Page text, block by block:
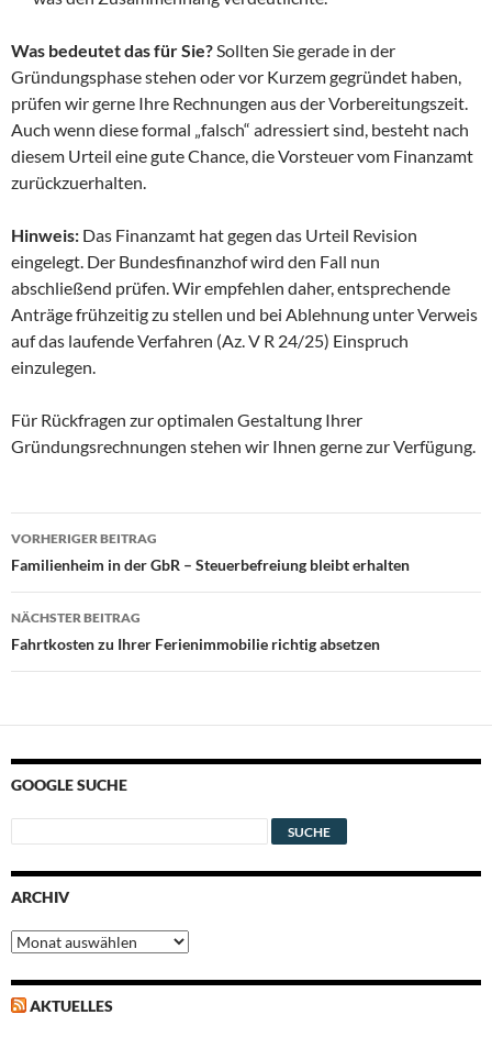
Was bedeutet das für Sie? Sollten Sie gerade in der
Gründungsphase stehen oder vor Kurzem gegründet haben,
prüfen wir gerne Ihre Rechnungen aus der Vorbereitungszeit.
Auch wenn diese formal „falsch“ adressiert sind, besteht nach
diesem Urteil eine gute Chance, die Vorsteuer vom Finanzamt
zurückzuerhalten.
Hinweis: Das Finanzamt hat gegen das Urteil Revision
eingelegt. Der Bundesfinanzhof wird den Fall nun
abschließend prüfen. Wir empfehlen daher, entsprechende
Anträge frühzeitig zu stellen und bei Ablehnung unter Verweis
auf das laufende Verfahren (Az. V R 24/25) Einspruch
einzulegen.
Für Rückfragen zur optimalen Gestaltung Ihrer
Gründungsrechnungen stehen wir Ihnen gerne zur Verfügung.
Beitragsnavigation
VORHERIGER BEITRAG
Familienheim in der GbR – Steuerbefreiung bleibt erhalten
NÄCHSTER BEITRAG
Fahrtkosten zu Ihrer Ferienimmobilie richtig absetzen
GOOGLE SUCHE
ARCHIV
Archiv
AKTUELLES